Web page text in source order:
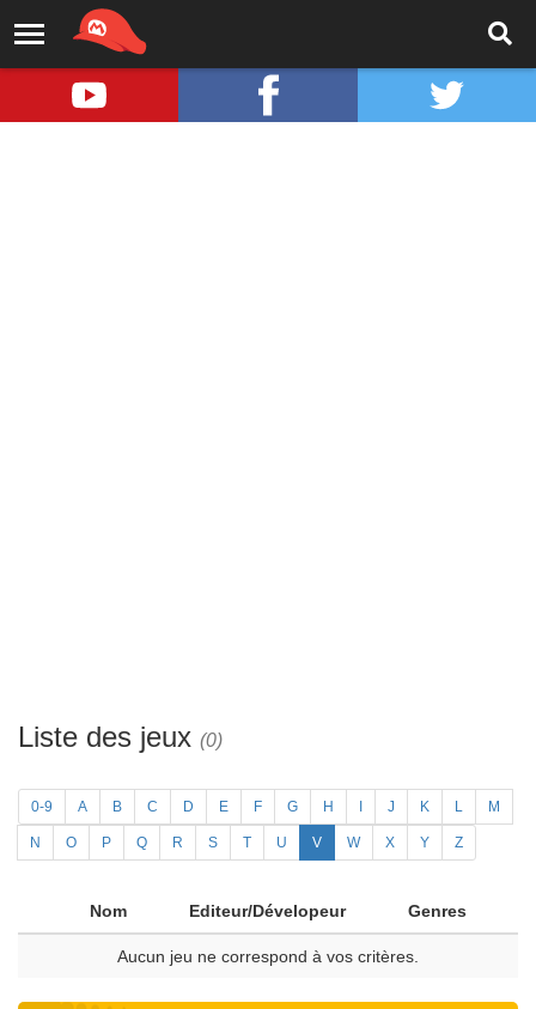
Liste des jeux (0)
0-9 A B C D E F G H J K L M
N O P Q R S T U V W X Y Z
Nom Editeur/Dévelopeur Genres
Aucun jeu ne correspond à vos critères.